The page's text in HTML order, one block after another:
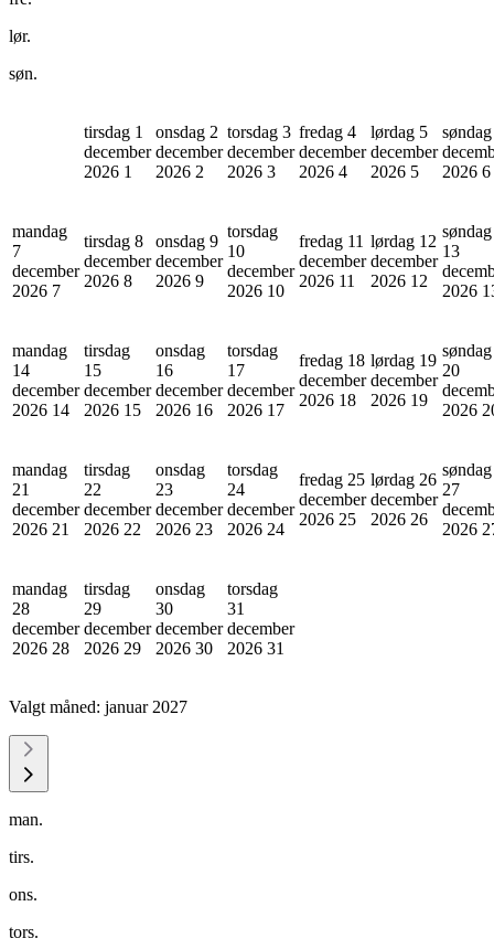
lør.
søn.
tirsdag 1
december
2026 1
onsdag 2
december
2026 2
torsdag 3
december
2026 3
fredag 4
december
2026 4
lørdag 5
december
2026 5
2026 6
mandag
7
december
2026 7
tirsdag 8
december
2026 8
onsdag 9
december
2026 9
torsdag
10
december
2026 10
fredag 11
december
2026 11
lørdag 12
december
2026 12
søndag
13
2026
mandag
14
december
2026 14
tirsdag
15
december
2026 15
onsdag
16
december
2026 16
torsdag
17
december
2026 17
fredag 18
december
2026 18
lørdag 19
december
2026 19
søndag
20
2026
mandag
21
december
2026 21
tirsdag
22
december
2026 22
onsdag
23
december
2026 23
torsdag
24
december
2026 24
fredag 25
december
2026 25
lørdag 26
december
2026 26
søndag
27
2026
mandag
28
december
2026 28
tirsdag
29
december
2026 29
onsdag
30
december
2026 30
torsdag
31
december
2026 31
Valgt måned: januar 2027
man.
tirs.
ons.
tors.